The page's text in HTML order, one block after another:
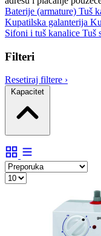
Baterije (armature) Tuš
Kupatilska galanterija
Sifoni i tuš kanalice Tuš
Filteri
Resetiraj filtere ›
Kapacitet